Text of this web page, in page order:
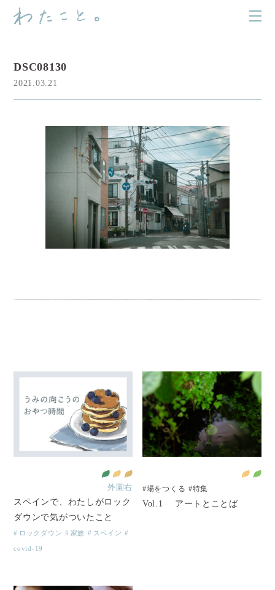
DSC08130
2021.03.21
外園右
スペインで、わたしがロック
ダウンで気がついたこと
ロックダウン 家族 スペイン
covid-19
#場をつくる #特集
Vol.1 アートとことば